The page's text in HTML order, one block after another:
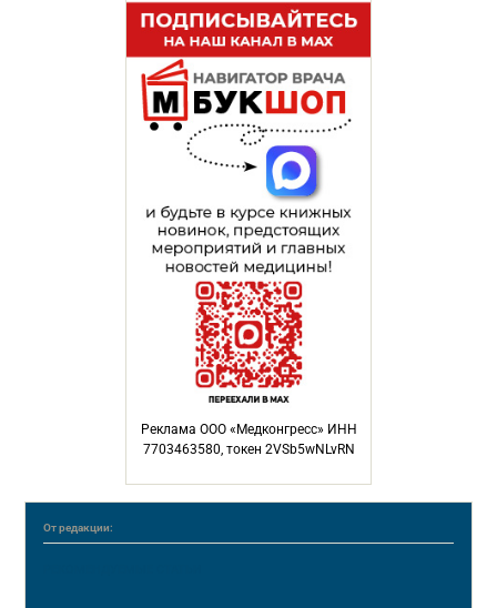
Реклама ООО «Медконгресс» ИНН
7703463580, токен 2VSb5wNLvRN
От редакции: